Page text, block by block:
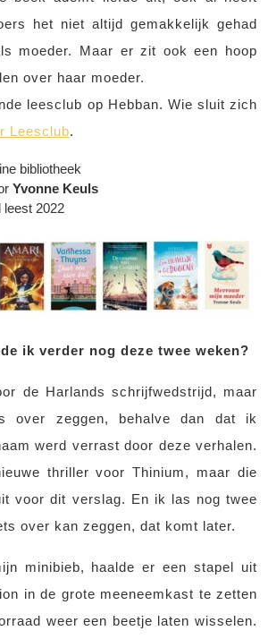
het niet altijd gemakkelijk gehad
moeder. Maar er zit ook een hoop
over haar moeder.
leesclub op Hebban. Wie sluit zich
Leesclub.
bibliotheek
Yvonne Keuls
leest 2022
ik verder nog deze twee weken?
de Harlands schrijfwedstrijd, maar
over zeggen, behalve dan dat ik
werd verrast door deze verhalen.
thriller voor Thinium, maar die
voor dit verslag. En ik las nog twee
over kan zeggen, dat komt later.
minibieb, haalde er een stapel uit
in de grote meeneemkast te zetten
weer een beetje laten wisselen.